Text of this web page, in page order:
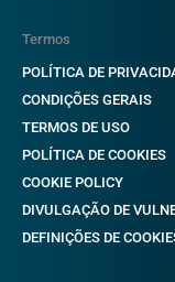
Termos
POLÍTICA DE
CONDIÇÕES GERAIS
TERMOS DE USO
POLÍTICA DE COOKIES
COOKIE POLICY
DIVULGAÇÃO DE
DEFINIÇÕES DE